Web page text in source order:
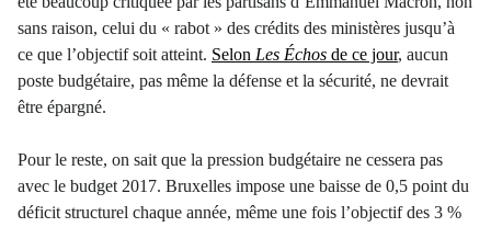
sans raison, celui du « rabot » des crédits des ministères jusqu’à
ce que l’objectif soit atteint. Selon Les Échos de ce jour, aucun
poste budgétaire, pas même la défense et la sécurité, ne devrait
être épargné.
Pour le reste, on sait que la pression budgétaire ne cessera pas
avec le budget 2017. Bruxelles impose une baisse de 0,5 point du
déficit structurel chaque année, même une fois l’objectif des 3 %